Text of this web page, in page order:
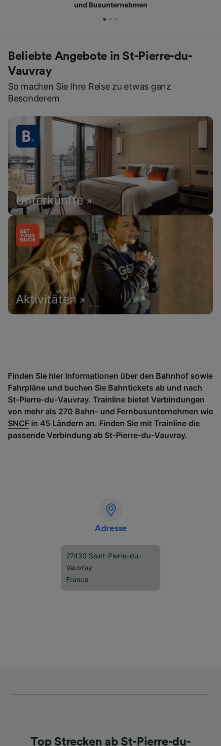
und Busunternehmen
Beliebte Angebote in St-Pierre-du-
Vauvray
So machen Sie Ihre Reise zu etwas ganz
Besonderem
Unterkünfte
Aktivitäten
Finden Sie hier Informationen über den Bahnhof sowie
Fahrpläne und buchen Sie Bahntickets ab und nach
St-Pierre-du-Vauvray. Trainline bietet Verbindungen
von mehr als 270 Bahn- und Fernbusunternehmen wie
SNCF in 45 Ländern an. Finden Sie mit Trainline die
passende Verbindung ab St-Pierre-du-Vauvray.
Adresse
27430 Saint-Pierre-du-
Vauvray
France
Top Strecken ab St-Pierre-du-